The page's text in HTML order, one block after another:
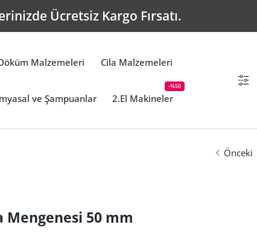
Ücretsiz Kargo Fırsatı.
Malzemeleri Cila Malzemeleri
ve Şampuanlar 2.El Makineler
-%50 Ayarlar
Önceki
Mengenesi 50 mm